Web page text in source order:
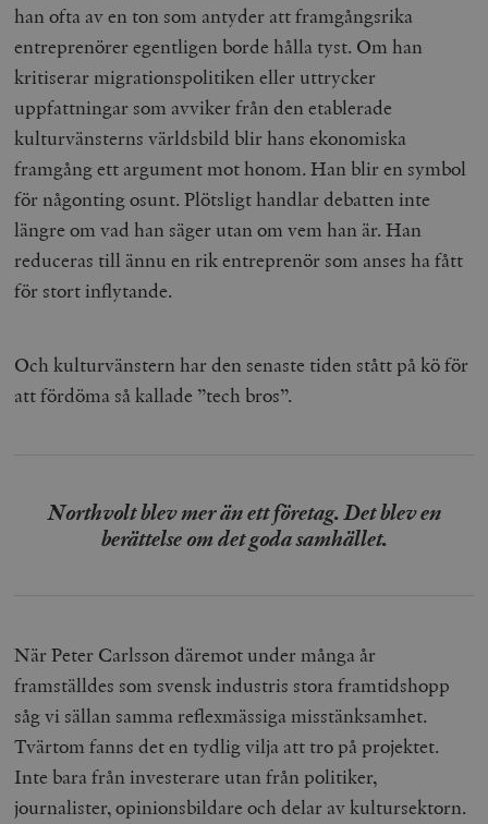
han ofta av en ton som antyder att framgångsrika
entreprenörer egentligen borde hålla tyst. Om han
kritiserar migrationspolitiken eller uttrycker
uppfattningar som avviker från den etablerade
kulturvänsterns världsbild blir hans ekonomiska
framgång ett argument mot honom. Han blir en symbol
för någonting osunt. Plötsligt handlar debatten inte
längre om vad han säger utan om vem han är. Han
reduceras till ännu en rik entreprenör som anses ha fått
för stort inflytande.
Och kulturvänstern har den senaste tiden stått på kö för
att fördöma så kallade ”tech bros”.
Northvolt blev mer än ett företag. Det blev en
berättelse om det goda samhället.
När Peter Carlsson däremot under många år
framställdes som svensk industris stora framtidshopp
såg vi sällan samma reflexmässiga misstänksamhet.
Tvärtom fanns det en tydlig vilja att tro på projektet.
Inte bara från investerare utan från politiker,
journalister, opinionsbildare och delar av kultursektorn.